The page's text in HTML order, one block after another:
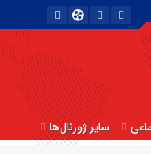
سایر ژورنال‌ها